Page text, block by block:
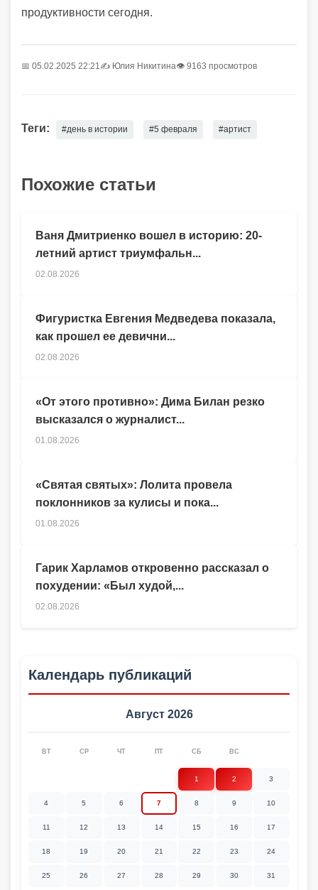
продуктивности сегодня.
📅 05.02.2025 22:21✍️ Юлия Никитина👁 9163 просмотров
Теги: #день в истории #5 февраля #артист
Похожие статьи
Гарик Харламов откровенно рассказал о
похудении: «Был худой,...
02.08.2026
Ваня Дмитриенко вошел в историю: 20-
летний артист триумфальн...
02.08.2026
Фигуристка Евгения Медведева показала,
как прошел ее девични...
02.08.2026
«От этого противно»: Дима Билан резко
высказался о журналист...
01.08.2026
«Святая святых»: Лолита провела
поклонников за кулисы и пока...
01.08.2026
Календарь публикаций
Август 2026
ВТ СР ЧТ ПТ СБ ВС
1 2 3
4 5 6 7 8 9 10
11 12 13 14 15 16 17
18 19 20 21 22 23 24
25 26 27 28 29 30 31